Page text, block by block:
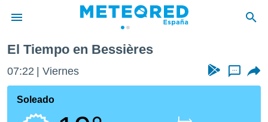
de
por
El Tiempo en Bessières
07:22 Viernes ...
Soleado